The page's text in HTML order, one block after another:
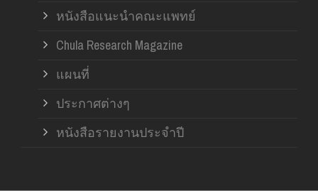
หนังสือแนะนำคณะแพทย์
Chula Research Magazine
แผนที่
ประกาศต่างๆ
หนังสือรายงานประจำปี